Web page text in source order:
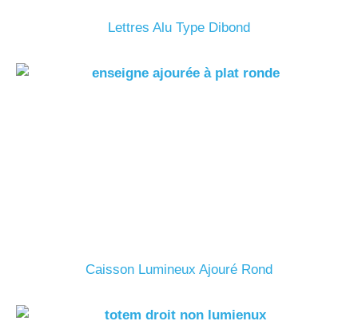
Lettres Alu Type Dibond
Caisson Lumineux Ajouré Rond